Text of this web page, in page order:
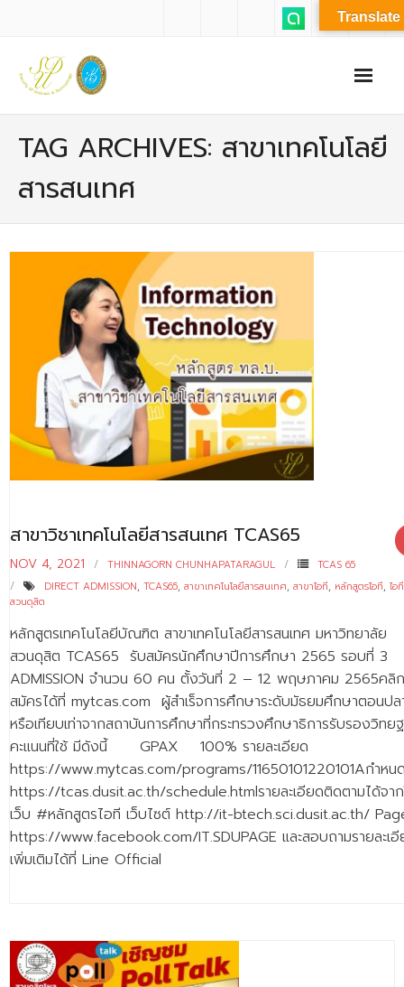
- ปรัชญาการจัดการศึกษา มหาวิทยาลัยสวนดุสิต
- ประวัติความเป็นมาของคณะ
- บุคลากร
- - สำนักงานคณะวิทยาศาสตร์และเทคโนโลยี
- - บุคลากรวิชาการ
- - บุคลากรสนับสนุน
หลักสูตร
- - วิทยาการคอมพิวเตอร์
- - วิทยาศาสตร์เครื่องสำอาง
- - อาชีวอนามัยและความปลอดภัย
- - อนามัยสิ่งแวดล้อมและสาธารณภัย
- - วิทยาศาสตร์การแพทย์
- - ความมั่นคงปลอดภัยไซเบอร์
- - อุตสาหกรรมชีวภาพเพื่อธุรกิจ
- ศึกษาศาสตรบัณฑิต
- - วิทยาศาสตร์ทั่วไป
- เทคโนโลยีบัณฑิต
- ศูนย์เครื่องมือปฏิบัติการวิทยาศาสตร์
TAG ARCHIVES: สาขาเทคโนโลยี
สารสนเทศ
สาขาวิชาเทคโนโลยีสารสนเทศ TCAS65
NOV 4, 2021 THINNAGORN CHUNHAPATARAGUL
TCAS 65
DIRECT ADMISSION, TCAS65, สาขาเทคโนโลยีสารสนเทศ, สาขาไอที, หลักสูตรไอที, ไอที
สวนดุสิต
หลักสูตรเทคโนโลยีบัณฑิต สาขาเทคโนโลยีสารสนเทศ มหาวิทยาลัย
สวนดุสิต TCAS65 รับสมัครนักศึกษาปีการศึกษา 2565 รอบที่ 3
ADMISSION จำนวน 60 คน ตั้งวันที่ 2 – 12 พฤษภาคม 2565คลิก
สมัครได้ที่ mytcas.com ผู้สำเร็จการศึกษาระดับมัธยมศึกษาตอนป
หรือเทียบเท่าจากสถาบันการศึกษาที่กระทรวงศึกษาธิการรับรองวิทยฐ
คะแนนที่ใช้ มีดังนี้ GPAX 100% รายละเอียด
https://www.mytcas.com/programs/11650101220101Aกำหน
https://tcas.dusit.ac.th/schedule.htmlรายละเอียดติดตามได้จา
เว็บ #หลักสูตรไอที เว็บไซต์ http://it-btech.sci.dusit.ac.th/
https://www.facebook.com/IT.SDUPAGE และสอบถามรายละเ
เพิ่มเติมได้ที่ Line Official
Translate